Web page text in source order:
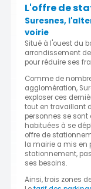
L'offre de
Suresnes,
voirie
Situé à l'ouest du
arrondissement
pour réduire ses
Comme de
agglomération,
exploser ces
tout en travaillant
personnes se sont
habituées à se
offre de
la mairie a mis en
stationnement,
ses besoins.
Ainsi, trois zones